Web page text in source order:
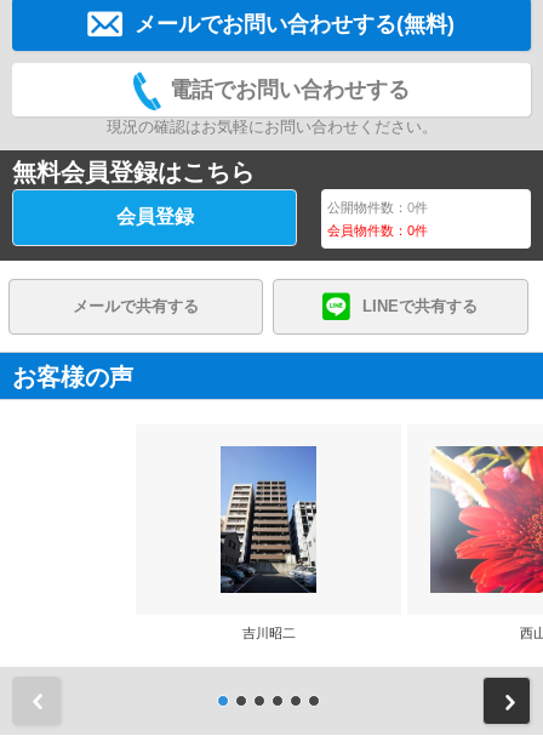
メールでお問い合わせする(無料)
電話でお問い合わせする
現況の確認はお気軽にお問い合わせください。
無料会員登録はこちら
会員登録 公開物件数：0件
会員物件数：0件
メールで共有する LINEで共有する
お客様の声
吉川昭二 西